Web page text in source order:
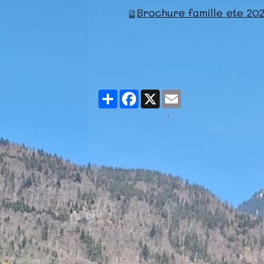
Brochure famille ete
Partager
Facebook
X